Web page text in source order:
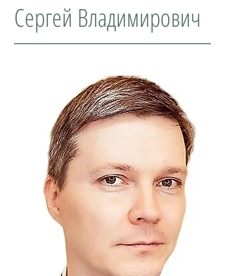
Сергей Владимирович